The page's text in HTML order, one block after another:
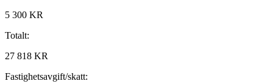
5 300 KR
Totalt:
27 818 KR
Fastighetsavgift/skatt: